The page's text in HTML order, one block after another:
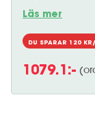
Läs mer
DU SPARAR 120
1079.1 :-